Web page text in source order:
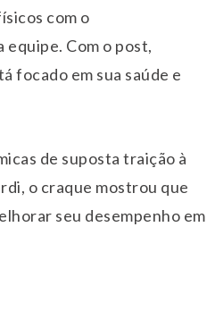
com o
equipe. Com o post,
focado em sua saúde e
de suposta traição à
o craque mostrou que
seu desempenho em